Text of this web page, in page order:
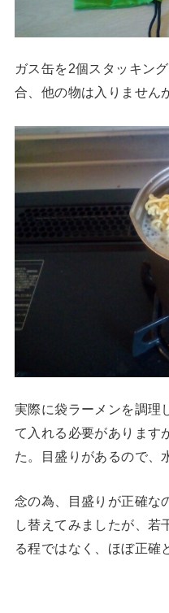
ガス缶を2個スタッキン
合、他の物は入りません
実際に袋ラーメンを調理
て入れる必要があります
た。目盛りがあるので、
念の為、目盛りが正確な
し替えてみましたが、若
る程ではなく、ほぼ正確